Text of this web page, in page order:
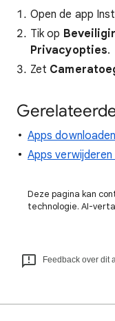
Open de app
Tik op
Privacyopties.
Zet
Apps
Apps
Deze pagina kan
technologie. AI-
Feedback over dit